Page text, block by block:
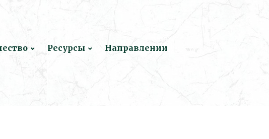
Ресурсы
Направлении